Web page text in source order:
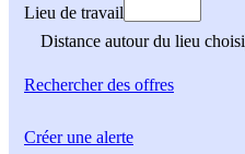
Lieu de travail
Distance autour du lieu choisi
Rechercherdes offres
Créer une alerte